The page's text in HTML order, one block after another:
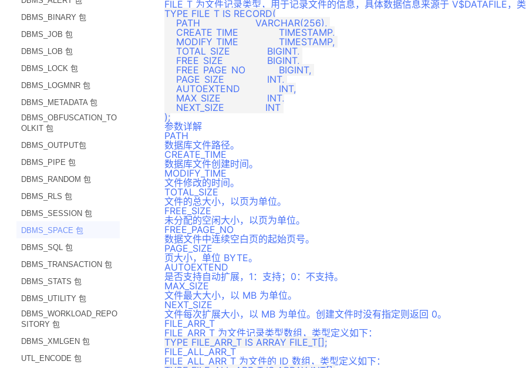
登录用户名密码外部存储
附录
DMDSC 节点重加入
DMDSC 配置文件
DMASM 介绍
DMASM 镜像介绍
DMDSC 搭建
巧用服务名
动态增加节点
监控 DMDSC
DMDSC 注意事项
数据守护搭建
利用 DEM 工具搭建数据守护
版本升级
附录
DBMS_BINARY 包
DBMS_JOB 包
DBMS_LOB 包
DBMS_LOCK 包
DBMS_LOGMNR 包
DBMS_METADATA 包
DBMS_OBFUSCATION_TO
OLKIT 包
DBMS_OUTPUT包
DBMS_PIPE 包
DBMS_RANDOM 包
DBMS_RLS 包
DBMS_SESSION 包
DBMS_SPACE 包
DBMS_SQL 包
DBMS_TRANSACTION 包
DBMS_STATS 包
DBMS_UTILITY 包
DBMS_WORKLOAD_REPO
SITORY 包
DBMS_XMLGEN 包
UTL_ENCODE 包
FILE_T 为文件记录类型，用于记录文件的信息，具体数据信息来源于 V$DATAFILE，
TYPE FILE_T IS RECORD(
    PATH	               VARCHAR(256),
    CREATE_TIME 	       TIMESTAMP,
    MODIFY_TIME   	       TIMESTAMP,
    TOTAL_SIZE 	           BIGINT,
    FREE_SIZE	           BIGINT,
    FREE_PAGE_NO	       BIGINT,
    PAGE_SIZE 	           INT,
    AUTOEXTEND  	       INT,
    MAX_SIZE	           INT,
    NEXT_SIZE              INT
参数详解
PATH
数据库文件路径。
CREATE_TIME
数据库文件创建时间。
MODIFY_TIME
文件修改的时间。
TOTAL_SIZE
文件的总大小，以页为单位。
FREE_SIZE
未分配的空闲大小，以页为单位。
FREE_PAGE_NO
数据文件中连续空白页的起始页号。
PAGE_SIZE
页大小，单位 BYTE。
AUTOEXTEND
是否支持自动扩展，1：支持；0：不支持。
MAX_SIZE
文件最大大小，以 MB 为单位。
NEXT_SIZE
文件每次扩展大小，以 MB 为单位。创建文件时没有指定则返回 0。
FILE_ARR_T
FILE_ARR_T 为文件记录类型数组，类型定义如下：
FILE_ALL_ARR_T
FILE_ALL_ARR_T 为文件的 ID 数组，类型定义如下：